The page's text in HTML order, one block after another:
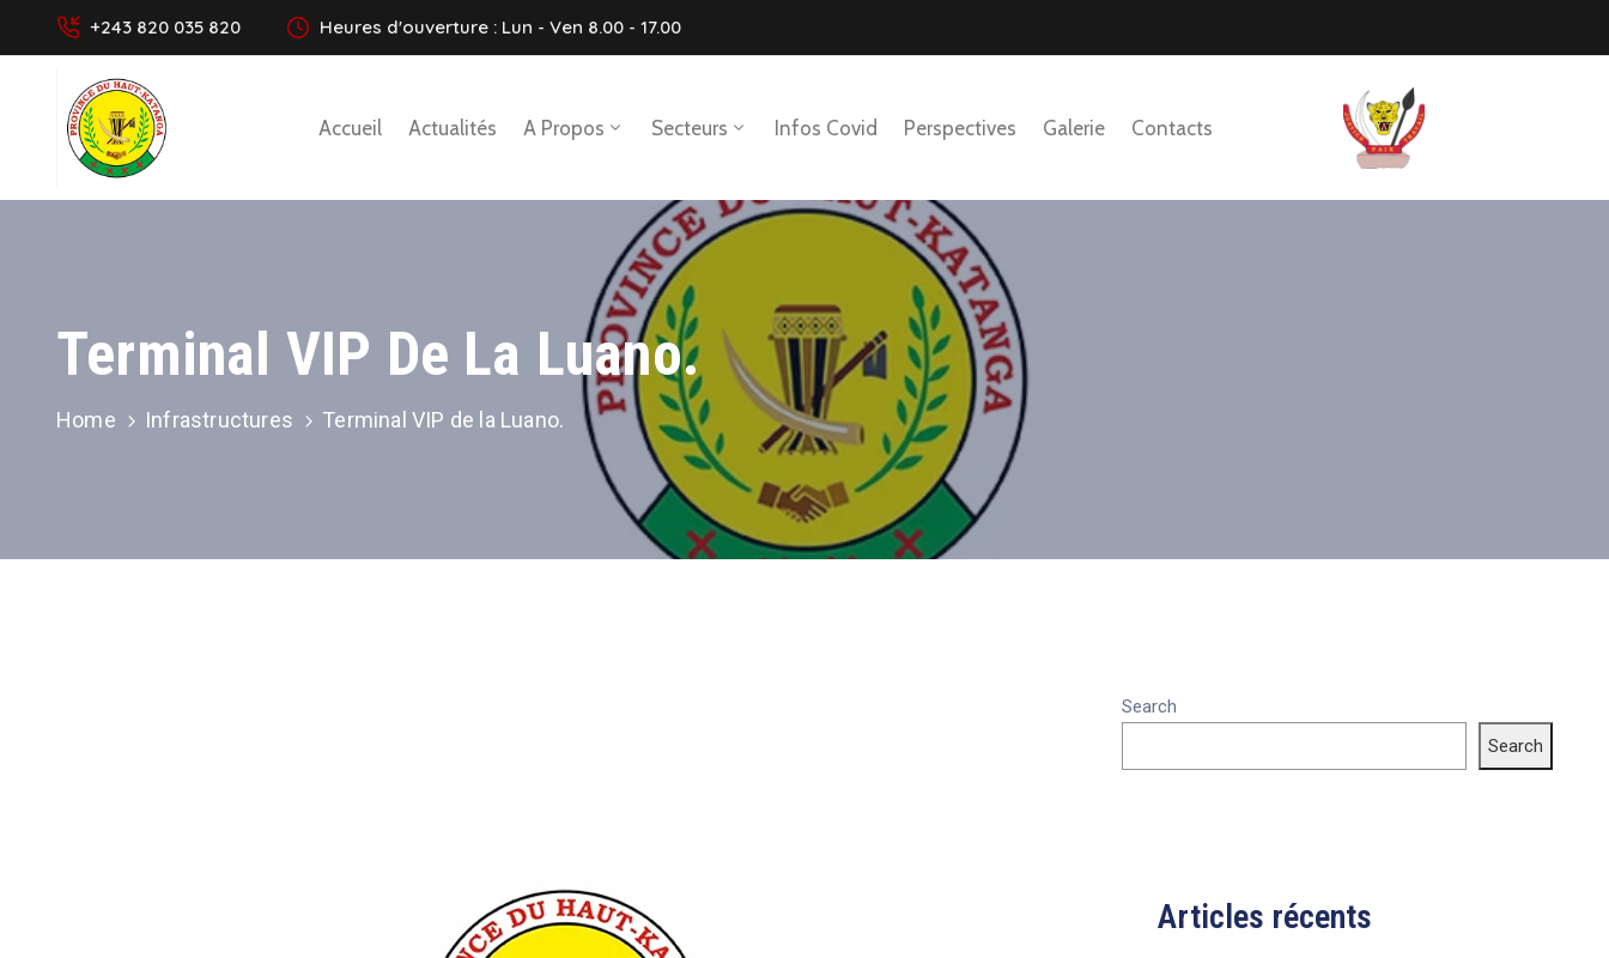
+243 820 035 820 Heures d'ouverture : Lun - Ven 8.00 - 17.00
Accueil Actualités A Propos Secteurs Infos Covid Perspectives Galerie Contacts
Terminal VIP De La Luano.
Home Infrastructures Terminal VIP de la Luano.
Search
Search
Articles récents